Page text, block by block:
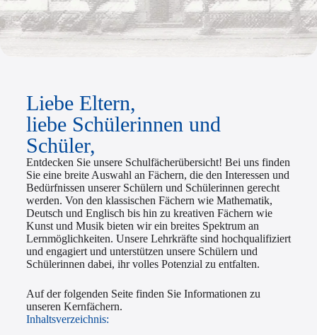
Liebe Eltern,
liebe Schülerinnen und
Schüler,
Entdecken Sie unsere Schulfächerübersicht! Bei uns finden
Sie eine breite Auswahl an Fächern, die den Interessen und
Bedürfnissen unserer Schülern und Schülerinnen gerecht
werden. Von den klassischen Fächern wie Mathematik,
Deutsch und Englisch bis hin zu kreativen Fächern wie
Kunst und Musik bieten wir ein breites Spektrum an
Lernmöglichkeiten. Unsere Lehrkräfte sind hochqualifiziert
und engagiert und unterstützen unsere Schülern und
Schülerinnen dabei, ihr volles Potenzial zu entfalten.
Auf der folgenden Seite finden Sie Informationen zu
unseren Kernfächern.
Inhaltsverzeichnis: